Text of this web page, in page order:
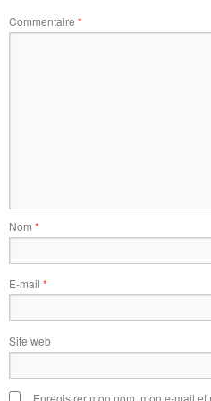
Commentaire *
Nom *
E-mail *
Site web
Enregistrer mon nom, mon e-mail